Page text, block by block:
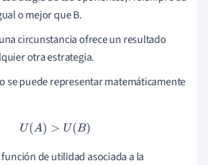
o mejor que B.
circunstancia ofrece un resultado
otra estrategia.
se puede representar matemáticamente
U(A )>U(B)
función de utilidad asociada a la